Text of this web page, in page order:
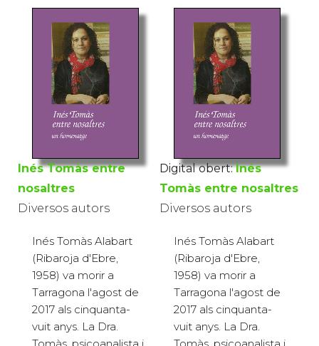
Inés Tomàs entre
nosaltres
Diversos autors
Inés Tomàs Alabart
(Ribaroja d'Ebre,
1958) va morir a
Tarragona l'agost de
2017 als cinquanta-
vuit anys. La Dra.
Digital obert: Inés
Tomàs entre nosaltres
Diversos autors
Inés Tomàs Alabart
(Ribaroja d'Ebre,
1958) va morir a
Tarragona l'agost de
2017 als cinquanta-
vuit anys. La Dra.